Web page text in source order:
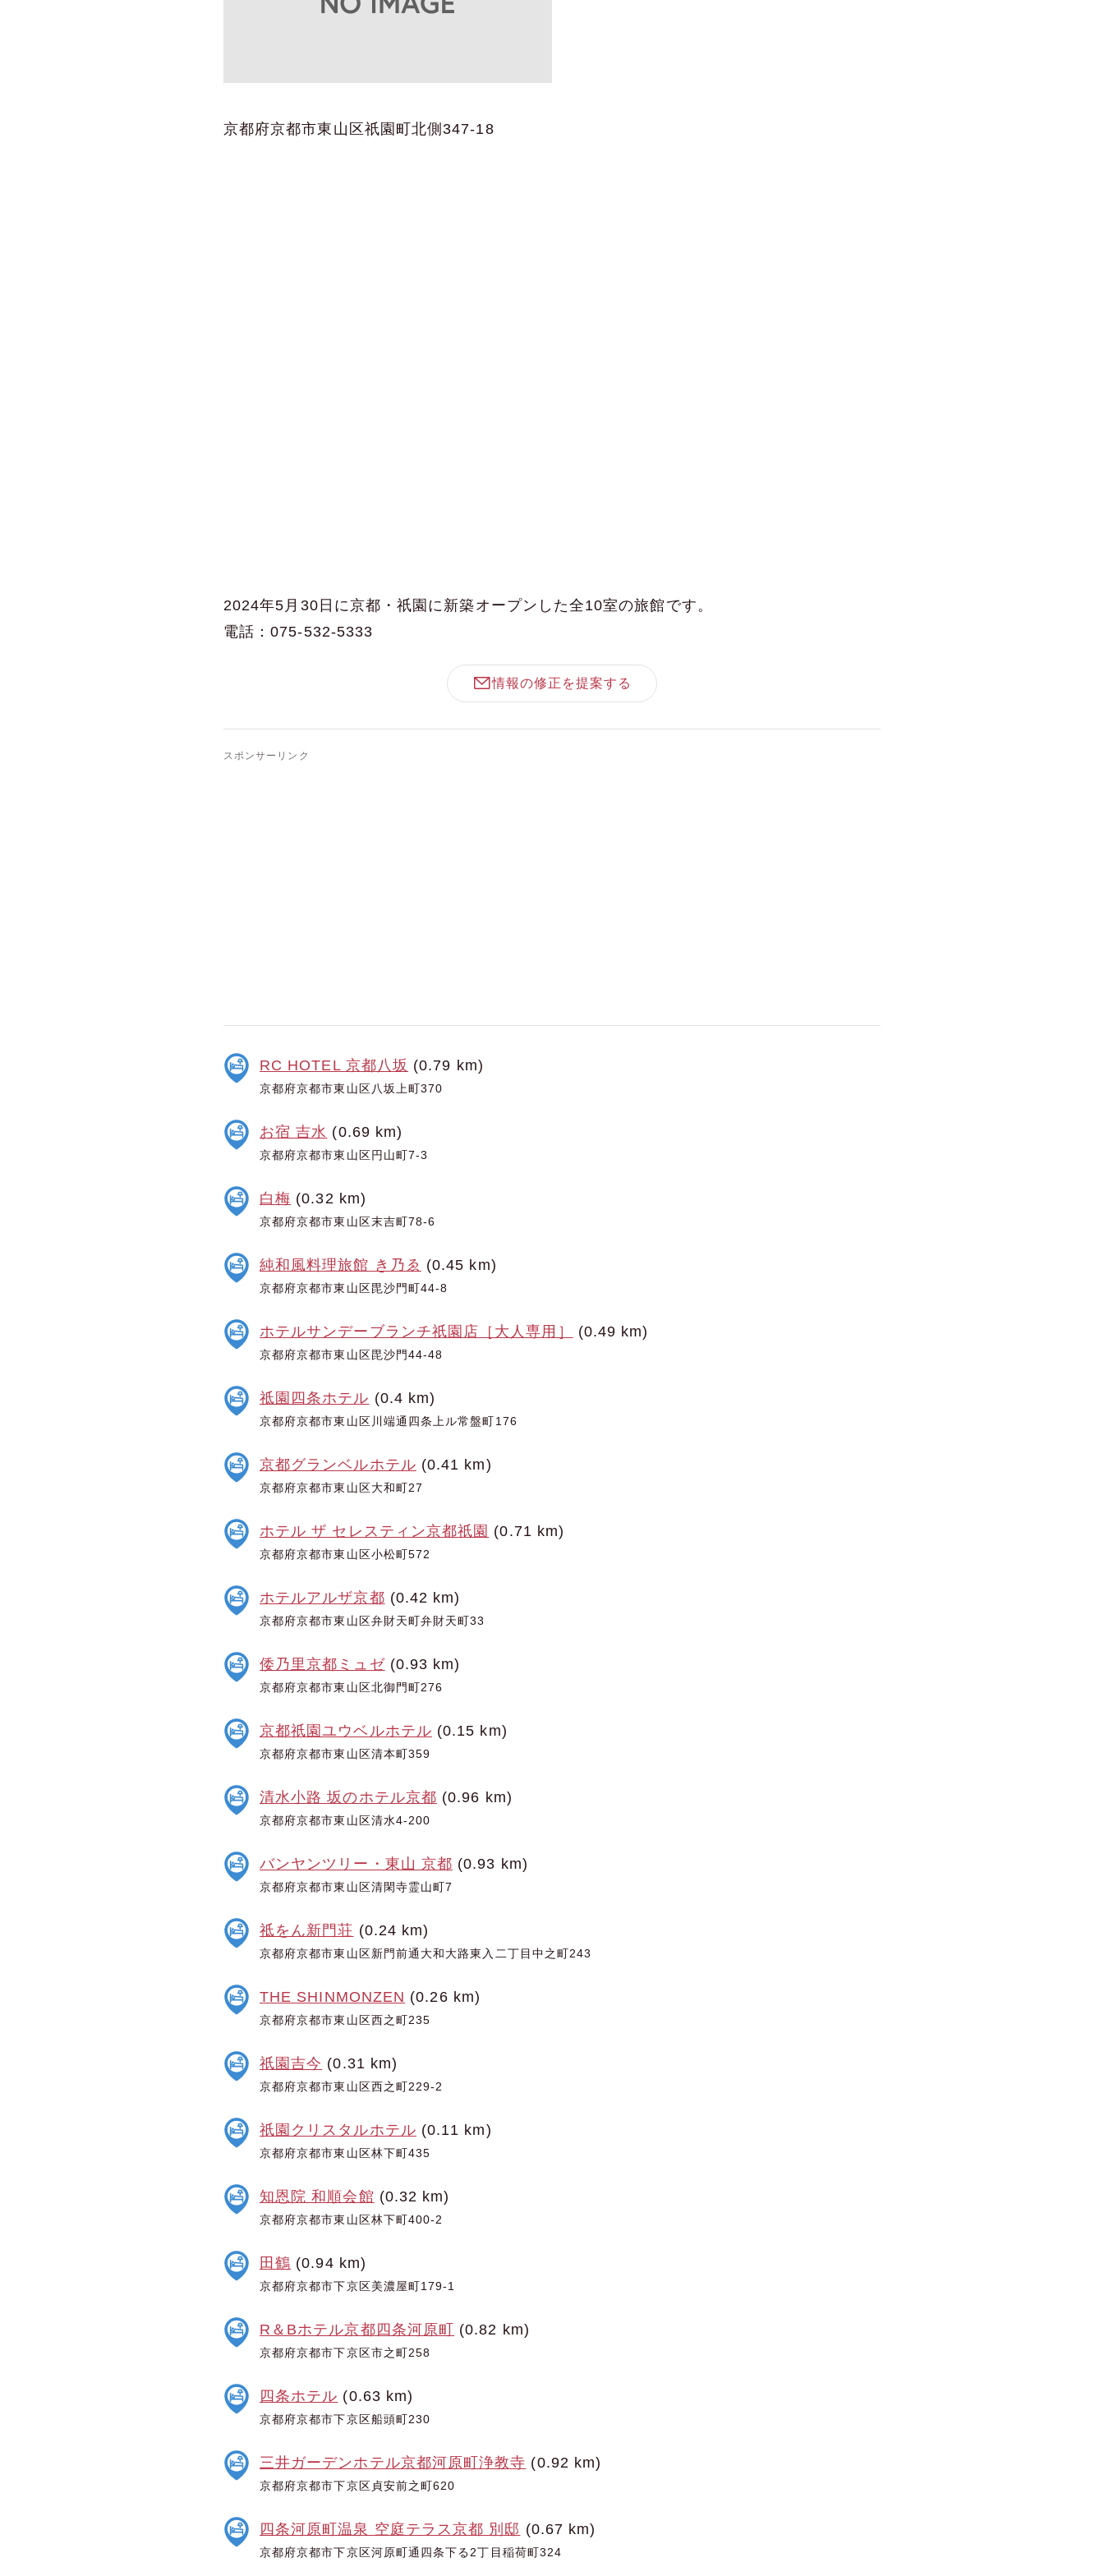
京都府京都市東山区祇園町北側347-18
2024年5月30日に京都・祇園に新築オープンした全10室の旅館です。
電話：075-532-5333
情報の修正を提案する
スポンサーリンク
RC HOTEL 京都八坂 (0.79 km)
京都府京都市東山区八坂上町370
お宿 吉水 (0.69 km)
京都府京都市東山区円山町7-3
白梅 (0.32 km)
京都府京都市東山区末吉町78-6
純和風料理旅館 き乃ゑ (0.45 km)
京都府京都市東山区毘沙門町44-8
ホテルサンデーブランチ祇園店［大人専用］ (0.49 km)
京都府京都市東山区毘沙門44-48
祗園四条ホテル (0.4 km)
京都府京都市東山区川端通四条上ル常盤町176
京都グランベルホテル (0.41 km)
京都府京都市東山区大和町27
ホテル ザ セレスティン京都祇園 (0.71 km)
京都府京都市東山区小松町572
ホテルアルザ京都 (0.42 km)
京都府京都市東山区弁財天町弁財天町33
倭乃里京都ミュゼ(0.93 km)
京都府京都市東山区北御門町276
京都祇園ユウベルホテル (0.15 km)
京都府京都市東山区清本町359
清水小路 坂のホテル京都 (0.96 km)
京都府京都市東山区清水4-200
バンヤンツリー・東山 京都 (0.93 km)
京都府京都市東山区清閑寺霊山町7
祗をん新門荘 (0.24 km)
京都府京都市東山区新門前通大和大路東入二丁目中之町243
THE SHINMONZEN (0.26 km)
京都府京都市東山区西之町235
祇園吉今 (0.31 km)
京都府京都市東山区西之町229-2
祇園クリスタルホテル (0.11 km)
京都府京都市東山区林下町435
知恩院 和順会館 (0.32 km)
京都府京都市東山区林下町400-2
田鶴 (0.94 km)
京都府京都市下京区美濃屋町179-1
R＆Bホテル京都四条河原町 (0.82 km)
京都府京都市下京区市之町258
四条ホテル (0.63 km)
京都府京都市下京区船頭町230
三井ガーデンホテル京都河原町浄教寺 (0.92 km)
京都府京都市下京区貞安前之町620
四条河原町温泉 空庭テラス京都 別邸 (0.67 km)
京都府京都市下京区河原町通四条下る2丁目稲荷町324